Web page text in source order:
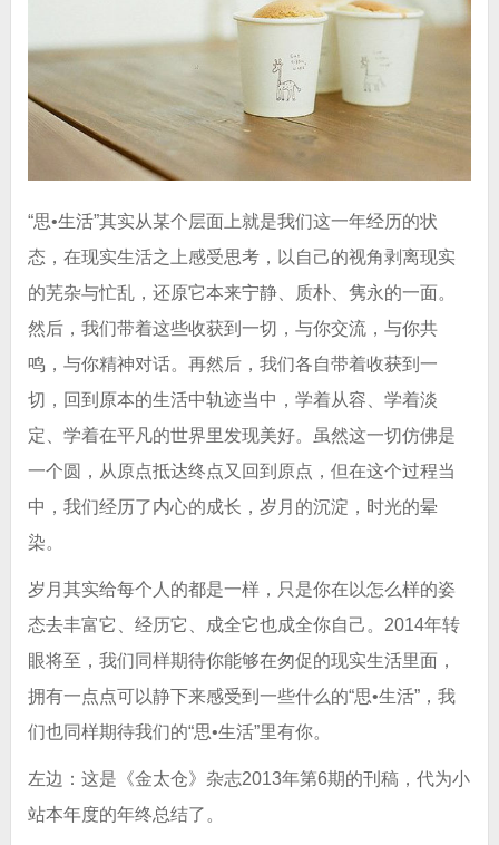
“思•生活”其实从某个层面上就是我们这一年经历的状
态，在现实生活之上感受思考，以自己的视角剥离现实
的芜杂与忙乱，还原它本来宁静、质朴、隽永的一面。
然后，我们带着这些收获到一切，与你交流，与你共
鸣，与你精神对话。再然后，我们各自带着收获到一
切，回到原本的生活中轨迹当中，学着从容、学着淡
定、学着在平凡的世界里发现美好。虽然这一切仿佛是
一个圆，从原点抵达终点又回到原点，但在这个过程当
中，我们经历了内心的成长，岁月的沉淀，时光的晕
染。
岁月其实给每个人的都是一样，只是你在以怎么样的姿
态去丰富它、经历它、成全它也成全你自己。2014年转
眼将至，我们同样期待你能够在匆促的现实生活里面，
拥有一点点可以静下来感受到一些什么的“思•生活”，我
们也同样期待我们的“思•生活”里有你。
左边：这是《金太仓》杂志2013年第6期的刊稿，代为小
站本年度的年终总结了。